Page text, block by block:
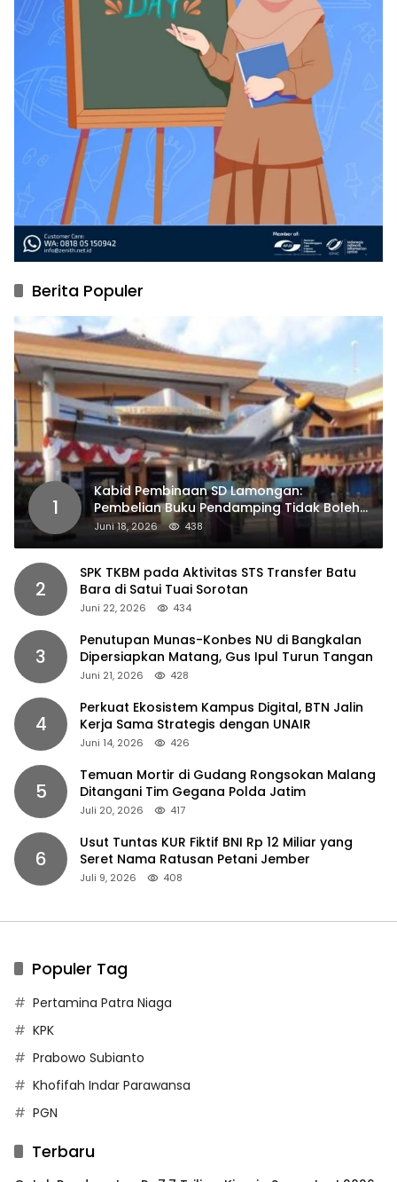
Berita Populer
1
Kabid Pembinaan SD Lamongan:
Pembelian Buku Pendamping Tidak Boleh
Dipaksakan
Juni 18, 2026 438
2
SPK TKBM pada Aktivitas STS Transfer Batu
Bara di Satui Tuai Sorotan
Juni 22, 2026 434
3
Penutupan Munas-Konbes NU di Bangkalan
Dipersiapkan Matang, Gus Ipul Turun Tangan
Juni 21, 2026 428
4
Perkuat Ekosistem Kampus Digital, BTN Jalin
Kerja Sama Strategis dengan UNAIR
Juni 14, 2026 426
5
Temuan Mortir di Gudang Rongsokan Malang
Ditangani Tim Gegana Polda Jatim
Juli 20, 2026 417
6
Usut Tuntas KUR Fiktif BNI Rp 12 Miliar yang
Seret Nama Ratusan Petani Jember
Juli 9, 2026 408
Populer Tag
Pertamina Patra Niaga
KPK
Prabowo Subianto
Khofifah Indar Parawansa
PGN
Terbaru